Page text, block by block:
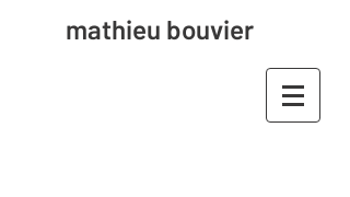
mathieu bouvier